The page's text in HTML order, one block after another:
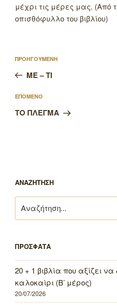
μέχρι τις μέρες μας. (Από
οπισθόφυλλο του βιβλίου)
άρθρων
Προηγούμενο
άρθρο
ΠΡΟΗΓΟΥΜΕΝΗ
ΜΕ – ΤΙ
Επόμενο
άρθρο
ΕΠΟΜΕΝΟ
ΤΟ ΠΛΕΓΜΑ
ΑΝΑΖΗΤΗΣΗ
για:
ΠΡΟΣΦΑΤΑ
20 + 1 βιβλία που αξίζει
καλοκαίρι (Β’ μέρος)
20/07/2026